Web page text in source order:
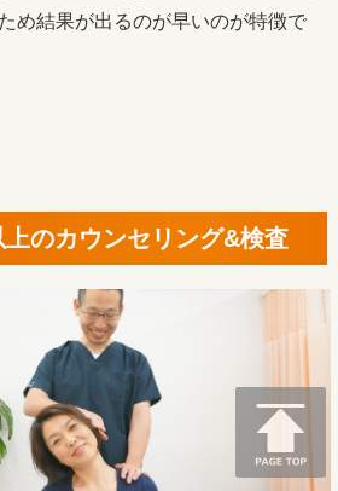
め結果が出るのが早いのが特徴で
上のカウンセリング&検査